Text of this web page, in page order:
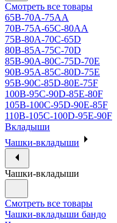
Смотреть все товары
65B-70A-75АА
70В-75А-65С-80АА
75В-80А-70С-65D
80В-85А-75С-70D
85В-90А-80С-75D-70E
90B-95A-85C-80D-75E
95B-90C-85D-80E-75F
100B-95C-90D-85E-80F
105B-100C-95D-90E-85F
110B-105C-100D-95E-90F
Вкладыши
Чашки-вкладыши
Чашки-вкладыши
Смотреть все товары
Чашки-вкладыши бандо